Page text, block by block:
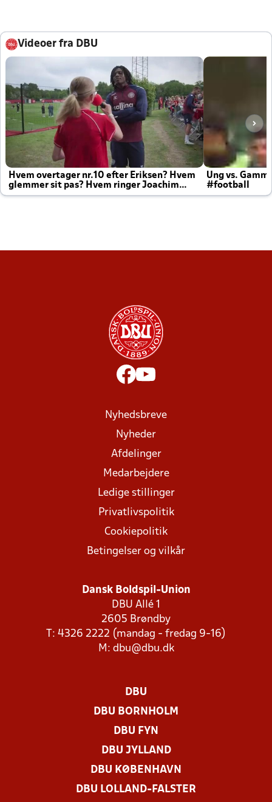
Videoer fra DBU
Hvem overtager nr.10 efter Eriksen? Hvem
glemmer sit pas? Hvem ringer Joachim
altid til efter kampe?
Ung vs.
#football
Nyhedsbreve
Nyheder
Afdelinger
Medarbejdere
Ledige stillinger
Privatlivspolitik
Cookiepolitik
Betingelser og vilkår
Dansk Boldspil-Union
DBU Allé 1
2605 Brøndby
T: 4326 2222 (mandag - fredag 9-16)
M: dbu@dbu.dk
DBU
DBU BORNHOLM
DBU FYN
DBU JYLLAND
DBU KØBENHAVN
DBU LOLLAND-FALSTER